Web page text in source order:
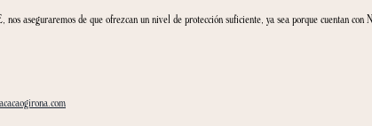
el ámbito laboral.
consentimiento expreso del interesado para todo lo relativo a las
y reclamaciones de terceros.